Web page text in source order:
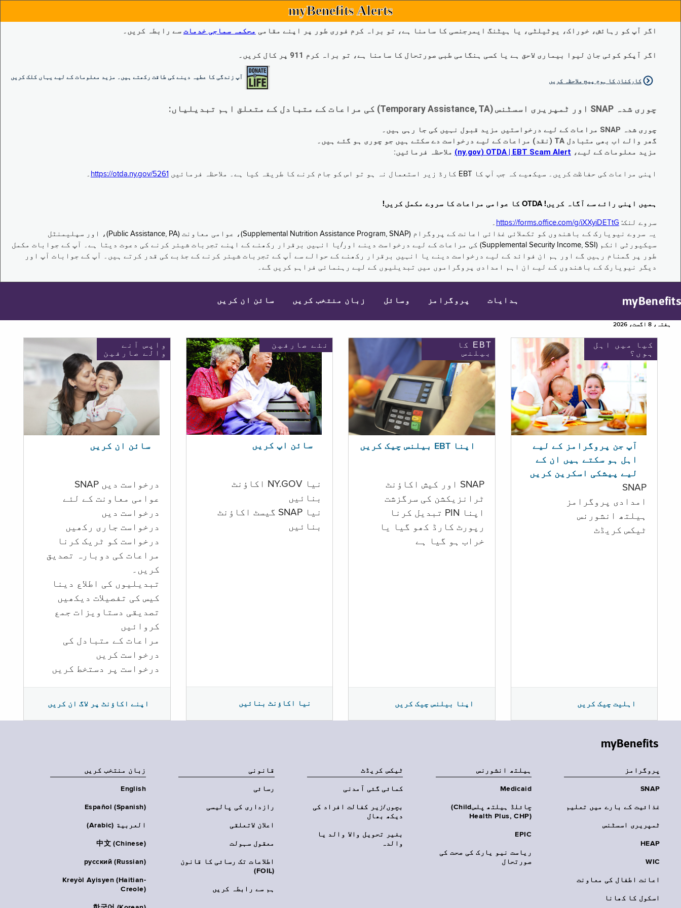
myBenefits Alerts
اگر آپ کو رہائش، خوراک، یوٹیلٹی، یا ہیٹنگ ایمرجنسی کا سامنا ہے، تو براہ کرم فوری طور پر اپنے مقامی محکمہ سماجی خدمات سے رابطہ کریں۔
اگر آپکو کوئی جان لیوا بیماری لاحق ہے یا کسی ہنگامی طبی صورتحال کا سامنا ہے، تو براہ کرم 911 پر کال کریں۔
آپ زندگی کا عطیہ دینے کی طاقت رکھتے ہیں۔ مزید معلومات کے لیے یہاں کلک کریں
کارکنان کا ہوم پیج ملاحظہ کریں
چوری شدہ SNAP اور ٹمپریری اسسٹنس (Temporary Assistance, TA) کی مراعات کے متبادل کے متعلق اہم تبدیلیاں:
چوری شدہ SNAP مراعات کے لیے درخواستیں مزید قبول نہیں کی جا رہی ہیں۔
گھر والے اب بھی متبادل TA (نقد) مراعات کے لیے درخواست دے سکتے ہیں جو چوری ہو گئے ہیں۔
مزید معلومات کے لیے، EBT Scam Alert ‏| OTDA ‏(ny.gov) ملاحظہ فرمائیں:
اپنی مراعات کی حفاظت کریں۔ سیکھیے کہ جب آپ کا EBT کارڈ زیر استعمال نہ ہو تو اس کو جام کرنے کا طریقہ کیا ہے۔ ملاحظہ فرمائیں https://otda.ny.gov/5261 ۔
ہمیں اپنی رائے سے آگاہ کریں! OTDA کا عوامی مراعات کا سروے مکمل کریں!
سروے لنک: https://forms.office.com/g/iXXyiDETtG ۔
یہ سروے نیویارک کے باشندوں کو تکملائی غذائی اعانت کے پروگرام (Supplemental Nutrition Assistance Program, SNAP)، عوامی معاونت (Public Assistance, PA)، اور سپلیمنٹل
سیکیورٹی انکم (Supplemental Security Income, SSI) کی مراعات کے لیے درخواست دینے اور/یا انہیں برقرار رکھنے کے اپنے تجربات شیئر کرنے کی دعوت دیتا ہے۔ آپ کے جوابات مکمل
طور پر گمنام رہیں گے اور ہم ان فوائد کے لیے درخواست دینے یا انہیں برقرار رکھنے کے حوالے سے آپ کے تجربات شیئر کرنے کے جذبے کی قدر کرتے ہیں۔ آپ کے جوابات آپ اور
دیگر نیویارک کے باشندوں کے لیے ان اہم امدادی پروگراموں میں تبدیلیوں کے لیے رہنمائی فراہم کریں گے۔
myBenefits ہدایات پروگرامز وسائل زبان منتخب کریں سائن ان کریں
ہفتہ، 8 اگست، 2026
واپس آنے
والے صارفین
سائن ان کریں
درخواست دیں SNAP
عوامی معاونت کے لئے
درخواست دیں
درخواست جاری رکھیں
درخواست کو ٹریک کرنا
مراعات کی دوبارہ تصدیق
کریں۔
تبدیلیوں کی اطلاع دینا
کیس کی تفصیلات دیکھیں
تصدیقی دستاویزات جمع
کروائیں
مراعات کے متبادل کی
درخواست کریں
درخواست پر دستخط کریں
اپنے اکاؤنٹ پر لاگ ان کریں
نئے صارفین
سائن اپ کریں
نیا NY.GOV اکاؤنٹ
بنائیں
نیا SNAP گیسٹ اکاؤنٹ
بنائیں
نیا اکاؤنٹ بنائیں
EBT کا
بیلنس
اپنا EBT بیلنس چیک کریں
SNAP اور کیش اکاؤنٹ
ٹرانزیکشن کی سرگزشت
اپنا PIN تبدیل کرنا
رپورٹ کارڈ کھو گیا یا
خراب ہو گيا ہے
اپنا بیلنس چیک کریں
کیا میں اہل
ہوں؟
آپ جن پروگرامز کے لیے
اہل ہو سکتے ہیں ان کے
لیے پیشکی اسکرین کریں
SNAP
امدادی پروگرامز
‏ہیلتھ انشورنس
ٹیکس کریڈٹ
اہلیت چیک کریں
myBenefits
پروگرامز
SNAP
غذائیت کے بارے میں تعلیم
ٹمپریری اسسٹنس
HEAP
WIC
اعانت اطفال کی معاونت
اسکول کا کھانا
‏ہیلتھ انشورنس
Medicaid
چائلڈ ہیلتھ پلس‎(Child
Health Plus, CHP)‎
EPIC
ریاست نیو یارک کی صحت کی
صورتحال
ٹیکس کریڈٹ
کمائی گئی آمدنی
بچوں/زیر کفالت افراد کی
دیکھ بھال
بغیر تحویل والا والد یا
والدہ
قانونی
رسائی
رازداری کی پالیسی
اعلان لاتعلقی
معقول سہولت
اطلاعات تک رسائی کا قانون
(FOIL)
ہم سے رابطہ کریں
زبان منتخب کریں
English
Español (Spanish)
العربية (Arabic)
中文 (Chinese)
русский (Russian)
Kreyòl Ayisyen (Haitian-
Creole)